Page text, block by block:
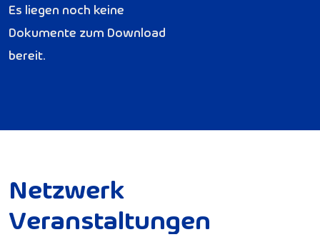
Es liegen noch keine
Dokumente zum Download
bereit.
Netzwerk
Veranstaltungen